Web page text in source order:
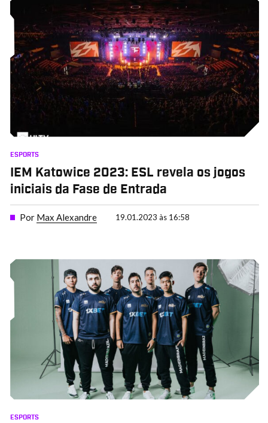
ESPORTS
IEM Katowice 2023: ESL revela os jogos
iniciais da Fase de Entrada
Por Max Alexandre 19.01.2023 às 16:58
ESPORTS